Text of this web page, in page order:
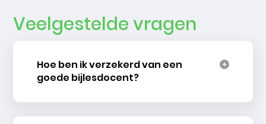
Veelgestelde vragen
Hoe ben ik verzekerd van een
goede bijlesdocent?